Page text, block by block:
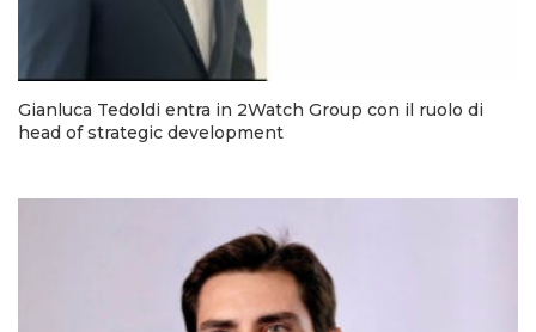
Gianluca Tedoldi entra in 2Watch Group con il ruolo di
head of strategic development